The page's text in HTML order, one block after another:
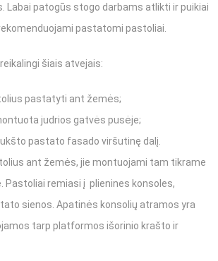
. Labai patogūs stogo darbams atlikti ir puikiai
pastatomi pastoliai.
šiais atvejais:
pastatyti ant žemės;
judrios gatvės pusėje;
pastato fasado viršutinę dalį.
ant žemės, jie montuojami tam tikrame
remiasi į plienines konsoles,
sienos. Apatinės konsolių atramos yra
tarp platformos išorinio krašto ir